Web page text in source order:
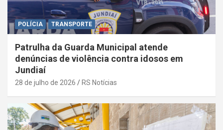
POLÍCIA TRANSPORTE
Patrulha da Guarda Municipal atende
denúncias de violência contra idosos em
Jundiaí
28 de julho de 2026 RS Notícias